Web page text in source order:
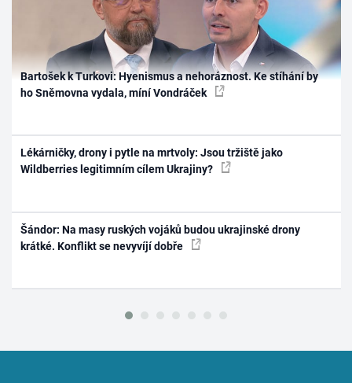
Bartošek k Turkovi: Hyenismus a nehoráznost. Ke stíhání by
ho Sněmovna vydala, míní Vondráček
Lékárničky, drony i pytle na mrtvoly: Jsou tržiště jako
Wildberries legitimním cílem Ukrajiny?
Šándor: Na masy ruských vojáků budou ukrajinské drony
krátké. Konflikt se nevyvíjí dobře